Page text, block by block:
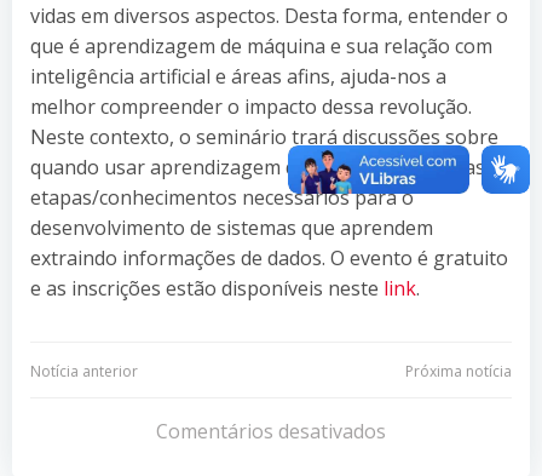
vidas em diversos aspectos. Desta forma, entender o
que é aprendizagem de máquina e sua relação com
inteligência artificial e áreas afins, ajuda-nos a
melhor compreender o impacto dessa revolução.
Neste contexto, o seminário trará discussões sobre
quando usar aprendizagem de máquina e quais as
etapas/conhecimentos necessários para o
desenvolvimento de sistemas que aprendem
extraindo informações de dados. O evento é gratuito
e as inscrições estão disponíveis neste link.
Navegação
Notícia anterior
Navegação
de
Próxima notícia
Comentários desativados